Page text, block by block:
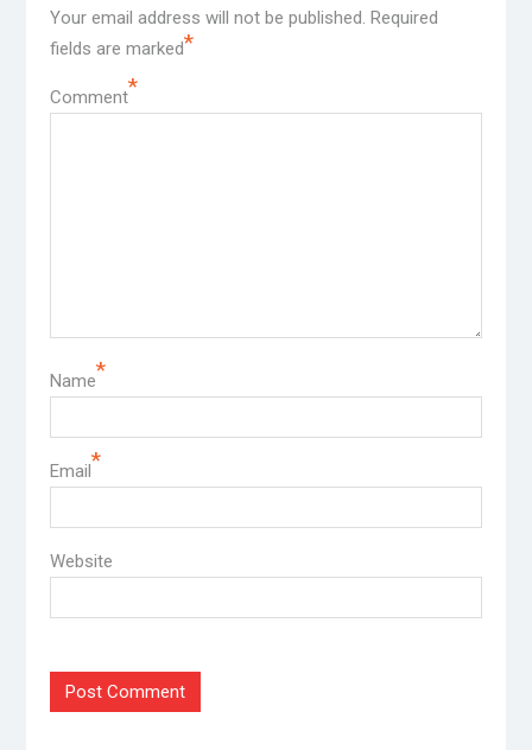
Your email address will not be published. Required
fields are marked*
Comment*
Name*
Email*
Website